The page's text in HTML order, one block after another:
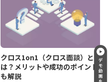
クロス1on1（クロス面談）と
は？メリットや成功のポイント
も解説